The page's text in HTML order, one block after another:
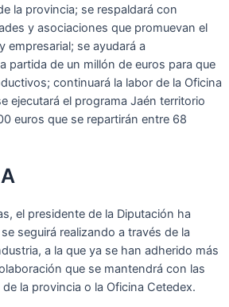
la provincia; se respaldará con
y asociaciones que promuevan el
empresarial; se ayudará a
partida de un millón de euros para que
continuará la labor de la Oficina
ejecutará el programa Jaén territorio
euros que se repartirán entre 68
el presidente de la Diputación ha
seguirá realizando a través de la
a la que ya se han adherido más
que se mantendrá con las
la provincia o la Oficina Cetedex.